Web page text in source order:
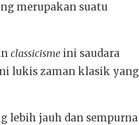
merupakan suatu
classicisme ini saudara
lukis zaman klasik yang
lebih jauh dan sempurna